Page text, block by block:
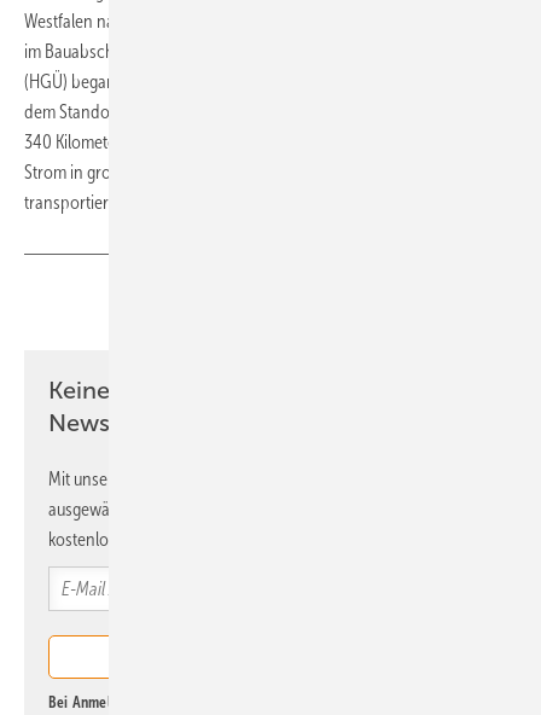
Westfalen nach Baden-Württemberg hat begonnen. Die Bauarbeiten
im Bauabschnitt B1 der Hochspannungsgleichstromübertragung
(HGÜ) begannen im 42-Kilometer-Abschnitt zwischen Mannheim und
dem Standort des ehemaligen Kernkraftwerks Philippsburg als Teil der
340 Kilometer langen Fernleitung. Mit der HGÜ-Technik lässt sich
Strom in großen Mengen schnell und verlustarm über weite Strecken
transportieren.
Keine Zeit? Kein Problem mit dem ERE
Newsletter!
Mit unserem Newsletter erhalten Sie regelmäßig von uns
ausgewählte Informationen und Neuigkeiten, gebündelt und
kostenlos direkt ins Postfach.
Bei Anmeldung zu diesem Newsletter bin ich damit einverstanden, über